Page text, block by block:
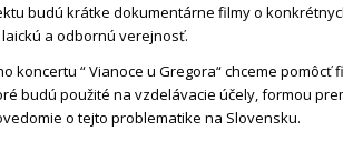
budú krátke dokumentárne filmy o
a odbornú verejnosť.
koncertu “ Vianoce u Gregora“ chceme
budú použité na vzdelávacie účely, formou
o tejto problematike na Slovensku.